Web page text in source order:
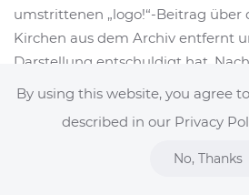
By using this website, you agree
described in our Privacy
No, Thanks
umstrittenen „logo!“-Beitrag über
Kirchen aus dem Archiv entfernt
Darstellung entschuldigt hat.
katholisch.de
hatte ZDF-
konnotierten Beitrags zum
stark kritisch fokussierten